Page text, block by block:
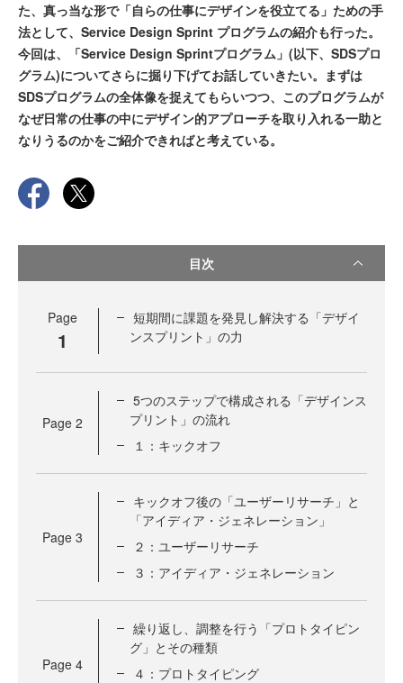
た、真っ当な形で「自らの仕事にデザインを役立てる」ための手
法として、Service Design Sprint プログラムの紹介も行った。
今回は、「Service Design Sprintプログラム」(以下、SDSプロ
グラム)についてさらに掘り下げてお話していきたい。まずは
SDSプログラムの全体像を捉えてもらいつつ、このプログラムが
なぜ日常の仕事の中にデザイン的アプローチを取り入れる一助と
なりうるのかをご紹介できればと考えている。
目次
Page
1
短期間に課題を発見し解決する「デザイ
ンスプリント」の力
Page 2
5つのステップで構成される「デザインス
プリント」の流れ
１：キックオフ
Page 3
キックオフ後の「ユーザーリサーチ」と
「アイディア・ジェネレーション」
２：ユーザーリサーチ
３：アイディア・ジェネレーション
Page 4
繰り返し、調整を行う「プロトタイピン
グ」とその種類
４：プロトタイピング